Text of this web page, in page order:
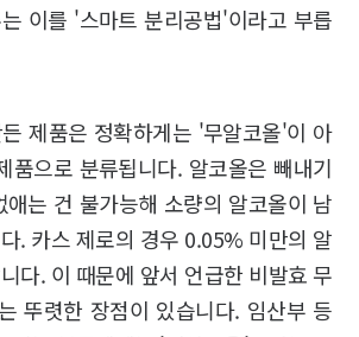
이를 '스마트 분리공법'이라고 부릅
제품은 정확하게는 '무알코올'이 아
품으로 분류됩니다. 알코올은 빼내기
는 건 불가능해 소량의 알코올이 남
. 카스 제로의 경우 0.05% 미만의 알
다. 이 때문에 앞서 언급한 비발효 무
뚜렷한 장점이 있습니다. 임산부 등